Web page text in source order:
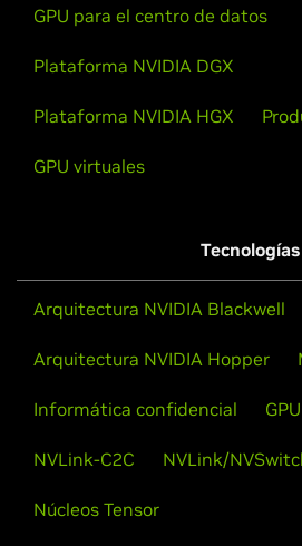
GPU para el centro de datos
Plataforma NVIDIA DGX
Plataforma NVIDIA HGX
GPU virtuales
Tecnologías
Arquitectura NVIDIA Blackwell
Arquitectura NVIDIA Hopper
Informática confidencial
NVLink-C2C NVLink/
Núcleos Tensor